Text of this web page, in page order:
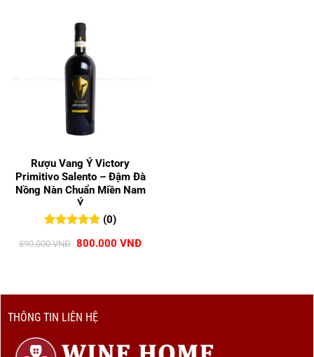
Rượu Vang Ý Victory
Primitivo Salento – Đậm Đà
Nồng Nàn Chuẩn Miền Nam
Ý
đánh giá
(0)
890.000VNĐ Giá
800.000 VNĐGiá
THÔNG TIN LIÊN HỆ